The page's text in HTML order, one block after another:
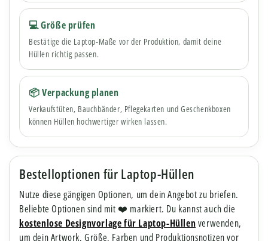
💻 Größe prüfen
Bestätige die Laptop-Maße vor der Produktion, damit deine
Hüllen richtig passen.
📦 Verpackung planen
Verkaufstüten, Bauchbänder, Pflegekarten und Geschenkboxen
können Hüllen hochwertiger wirken lassen.
Bestelloptionen für Laptop-Hüllen
Nutze diese gängigen Optionen, um dein Angebot zu briefen.
Beliebte Optionen sind mit ❤️ markiert. Du kannst auch die
kostenlose Designvorlage für Laptop-Hüllenverwenden,
um dein Artwork, Größe, Farben und Produktionsnotizen vor